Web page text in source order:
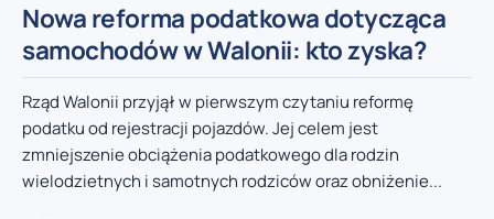
Nowa reforma podatkowa dotycząca
samochodów w Walonii: kto zyska?
Rząd Walonii przyjął w pierwszym czytaniu reformę
podatku od rejestracji pojazdów. Jej celem jest
zmniejszenie obciążenia podatkowego dla rodzin
wielodzietnych i samotnych rodziców oraz obniżenie...